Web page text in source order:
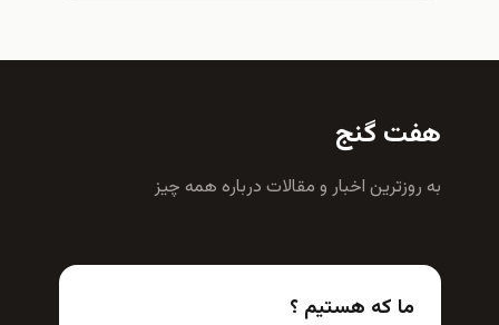
هفت گنج
به روزترين اخبار و مقالات درباره همه چيز
ما که هستیم ؟